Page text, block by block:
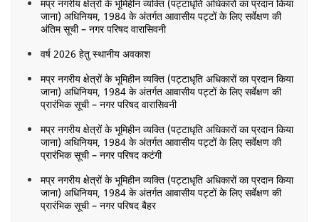
मप्र नगरीय क्षेत्रों के भूमिहीन व्यक्ति (पट्टाधृति अधिकारों का प्रदान किया
जाना) अधिनियम, 1984 के अंतर्गत आवासीय पट्टों के लिए सर्वेक्षण की
अंतिम सूची – नगर परिषद वारासिवनी
वर्ष 2026 हेतु स्थानीय अवकाश
मप्र नगरीय क्षेत्रों के भूमिहीन व्यक्ति (पट्टाधृति अधिकारों का प्रदान किया
जाना) अधिनियम, 1984 के अंतर्गत आवासीय पट्टों के लिए सर्वेक्षण की
प्रारंभिक सूची – नगर परिषद वारासिवनी
मप्र नगरीय क्षेत्रों के भूमिहीन व्यक्ति (पट्टाधृति अधिकारों का प्रदान किया
जाना) अधिनियम, 1984 के अंतर्गत आवासीय पट्टों के लिए सर्वेक्षण की
प्रारंभिक सूची – नगर परिषद कटंगी
मप्र नगरीय क्षेत्रों के भूमिहीन व्यक्ति (पट्टाधृति अधिकारों का प्रदान किया
जाना) अधिनियम, 1984 के अंतर्गत आवासीय पट्टों के लिए सर्वेक्षण की
प्रारंभिक सूची – नगर परिषद बैहर